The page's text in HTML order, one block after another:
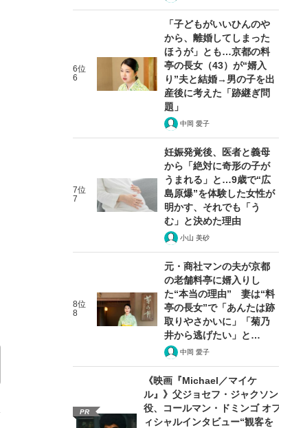
6位
6
「子どもがいいひんのや
から、離婚してしまった
ほうが」とも…京都の料
亭の長女（43）が“婿入
り”夫と結婚→男の子を出
産後に考えた「跡継ぎ問
題」
中岡 愛子
7位
7
妊娠発覚後、医者と義母
から「絶対に奇形の子が
うまれる」と…9歳で“広
島原爆”を体験した女性が
明かす、それでも「う
む」と決めた理由
小山 美砂
8位
8
元・商社マンの夫が京都
の老舗料亭に婿入りし
た“本当の理由” 妻は“料
亭の長女”で「あんたは跡
取りやさかいに」「菊乃
井から逃げたい」と…
中岡 愛子
PR
《映画『Michael／マイケ
ル』》父ジョセフ・ジャクソン
役、コールマン・ドミンゴ オフ
ィシャルインタビュー“観客を